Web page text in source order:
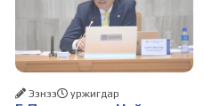
Ээнээ уржигдар